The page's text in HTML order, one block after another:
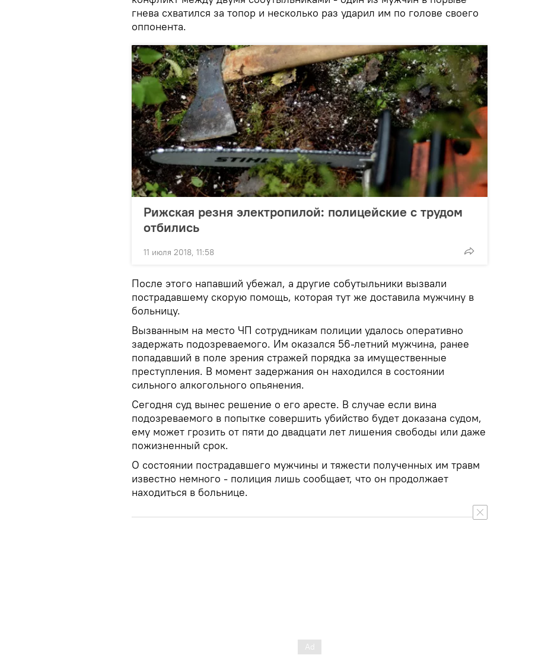
гнева схватился за топор и несколько раз ударил им по голове своего
оппонента.
Рижская резня электропилой: полицейские с трудом
отбились
11 июля 2018, 11:58
После этого напавший убежал, а другие собутыльники вызвали
пострадавшему скорую помощь, которая тут же доставила мужчину в
больницу.
Вызванным на место ЧП сотрудникам полиции удалось оперативно
задержать подозреваемого. Им оказался 56-летний мужчина, ранее
попадавший в поле зрения стражей порядка за имущественные
преступления. В момент задержания он находился в состоянии
сильного алкогольного опьянения.
Сегодня суд вынес решение о его аресте. В случае если вина
подозреваемого в попытке совершить убийство будет доказана судом,
ему может грозить от пяти до двадцати лет лишения свободы или даже
пожизненный срок.
О состоянии пострадавшего мужчины и тяжести полученных им травм
известно немного - полиция лишь сообщает, что он продолжает
находиться в больнице.